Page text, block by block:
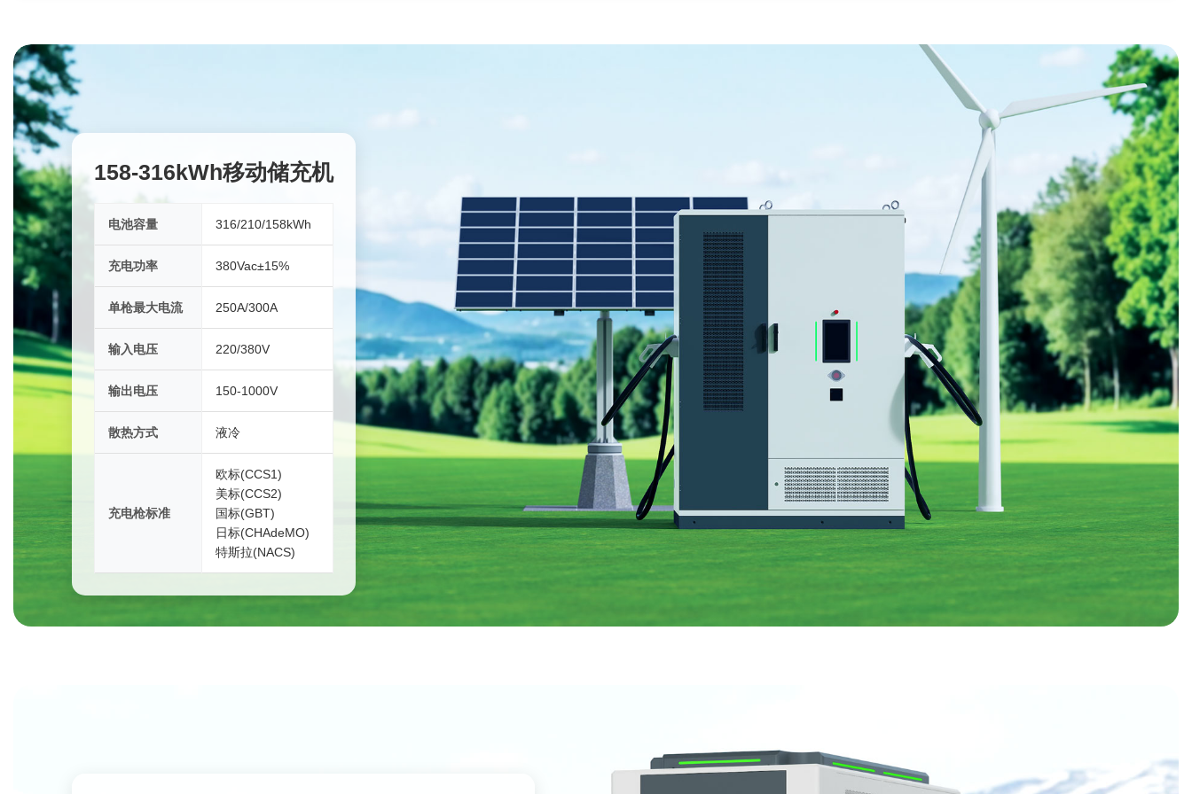
158-316kWh移动储充机
电池容量 316/210/158kWh
充电功率 380Vac±15%
单枪最大电流 250A/300A
输入电压 220/380V
输出电压 150-1000V
散热方式 液冷
充电枪标准
欧标(CCS1)
美标(CCS2)
国标(GBT)
日标(CHAdeMO)
特斯拉(NACS)